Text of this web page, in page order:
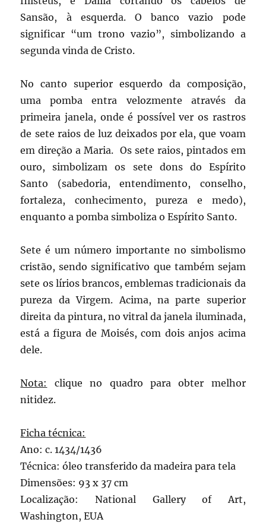
Sansão, à esquerda. O banco vazio pode
significar “um trono vazio”, simbolizando a
segunda vinda de Cristo.
No canto superior esquerdo da composição,
uma pomba entra velozmente através da
primeira janela, onde é possível ver os rastros
de sete raios de luz deixados por ela, que voam
em direção a Maria. Os sete raios, pintados em
ouro, simbolizam os sete dons do Espírito
Santo (sabedoria, entendimento, conselho,
fortaleza, conhecimento, pureza e medo),
enquanto a pomba simboliza o Espírito Santo.
Sete é um número importante no simbolismo
cristão, sendo significativo que também sejam
sete os lírios brancos, emblemas tradicionais da
pureza da Virgem. Acima, na parte superior
direita da pintura, no vitral da janela iluminada,
está a figura de Moisés, com dois anjos acima
dele.
Nota:
clique no quadro para obter melhor
nitidez.
Ficha técnica:
Ano: c. 1434/1436
Técnica: óleo transferido da madeira para tela
Dimensões: 93 x 37 cm
Localização: National Gallery of Art,
Washington, EUA